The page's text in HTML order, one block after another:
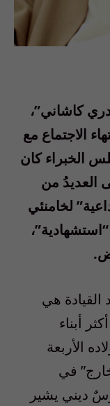
كاشاني”،
الاجتماع مع
الخبراء كان
العديدُ من
لخامنئي
القيادة هي
أبناء
الأربعة
في
ديني يشير